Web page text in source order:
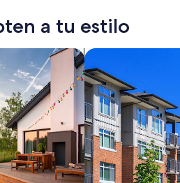
a tu estilo
vacaciones Buscar condominios